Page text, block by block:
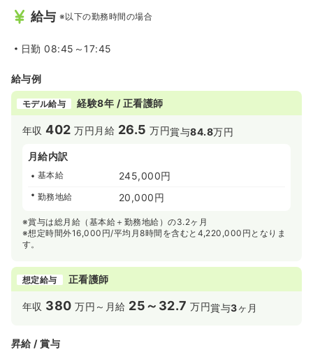
給与 ※以下の勤務時間の場合
日勤 08:45～17:45
給与例
モデル給与 経験8年 / 正看護師
年収402 万円 月給 26.5 万円賞与84.8万円
月給内訳
基本給 245,000円
勤務地給 20,000円
※賞与は総月給（基本給＋勤務地給）の3.2ヶ月
※想定時間外16,000円/平均月8時間を含むと4,220,000円となりま
す。
想定給与 正看護師
年収 380 万円～ 月給 25～32.7 万円賞与3ヶ月
昇給 / 賞与